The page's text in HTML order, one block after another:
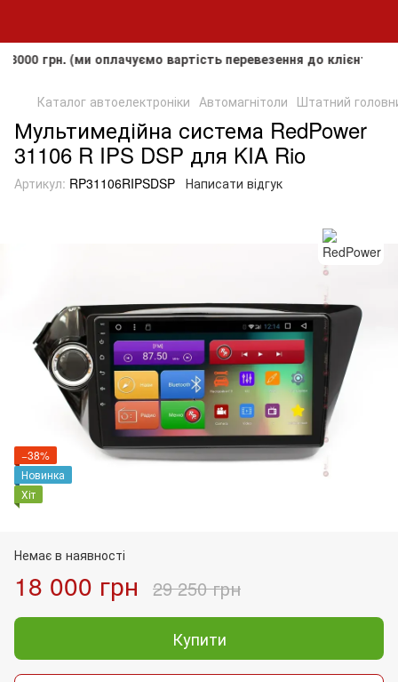
оплачуємо вартість перевезення до клієнта, але
Каталог автоелектроніки Автомагнітоли Штатний
Мультимедійна система RedPower
31106 R IPS DSP для KIA Rio
Артикул: RP31106RIPSDSP Написати відгук
−38%
Новинка
Хіт
Немає в наявності
18 000 грн 29 250 грн
Купити